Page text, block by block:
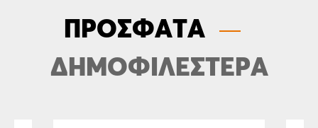
ΠΡΟΣΦΑΤΑ
ΔΗΜΟΦΙΛΕΣΤΕΡΑ